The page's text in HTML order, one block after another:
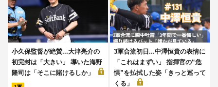
小久保監督が絶賛...大津亮介の
初完封は「大きい」 導いた海野
隆司は「そこに賭けるしか」
3軍合流初日...中澤恒貴の表情に
「これはまずい」 指揮官の“危
惧”を払拭した姿「きっと巡って
くる」